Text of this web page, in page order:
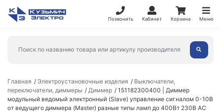
Позвонить Кабинет Корзина Меню
Главная Электроустановочные изделия
Выключатели,
переключатели, диммеры
Диммер
151182300400 | Диммер
модульный ведомый электронный (Slave) управление сигналом 0-10В
от ведущего диммера (Master) разные типы ламп до 400Вт 230В AC